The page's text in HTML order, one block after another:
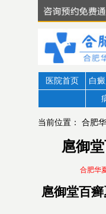
医院首页 白
当前位置： 合肥
扈御
合肥华
扈御堂百